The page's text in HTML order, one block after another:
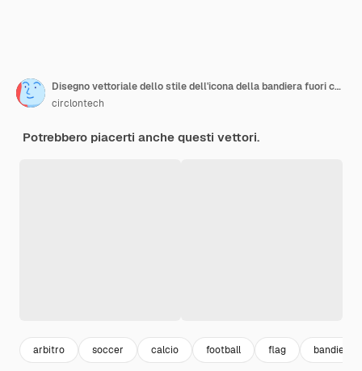
Disegno vettoriale dello stile dell'icona della bandiera fuori campo
circlontech
Potrebbero piacerti anche questi vettori.
arbitro soccer calcio football flag bandiere